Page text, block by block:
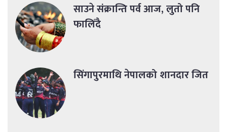
साउने संक्रान्ति पर्व आज, लुतो पनि
फालिँदै
सिंगापुरमाथि नेपालको शानदार जित